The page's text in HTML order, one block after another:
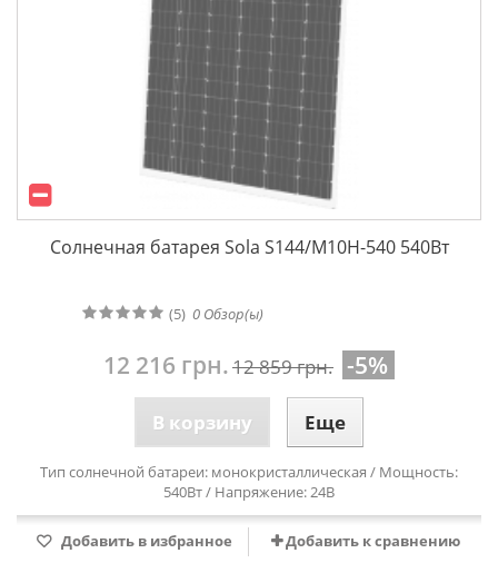
Солнечная батарея Sola S144/М10Н-540 540Вт
(5) 0 Обзор(ы)
12 216 грн.12 859 грн. -5%
В корзину Еще
Тип солнечной батареи: монокристаллическая / Мощность:
540Вт / Напряжение: 24В
Добавить в избранное Добавить к сравнению